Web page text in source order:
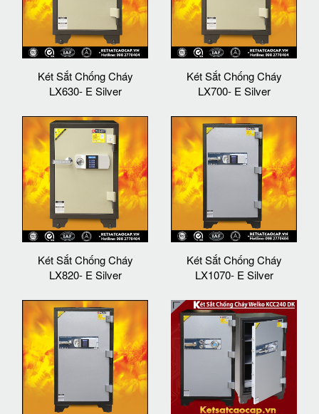
Két Sắt Chống Cháy
LX630- E Silver
Két Sắt Chống Cháy
LX700- E Silver
Két Sắt Chống Cháy
LX820- E Silver
Két Sắt Chống Cháy
LX1070- E Silver